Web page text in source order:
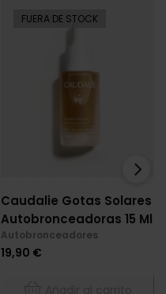
FUERA DE STOCK
Caudalie Gotas Solares
Autobronceadoras 15 Ml
Autobronceadores
Precio
19,90 €
›